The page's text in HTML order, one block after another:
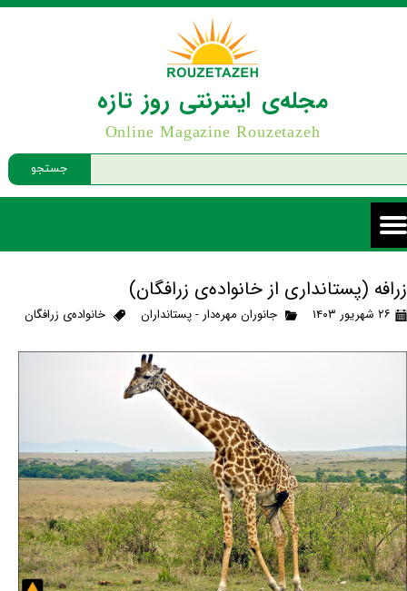
جستجو
مجله‌ی اینترنتی روز تازه
Online Magazine Rouzetazeh
زرافه (پستانداری از خانواده‌ی زرافگان)
۲۶ شهریور ۱۴۰۳ جانوران مهره‌دار - پستانداران خانواده‌ی زرافگان